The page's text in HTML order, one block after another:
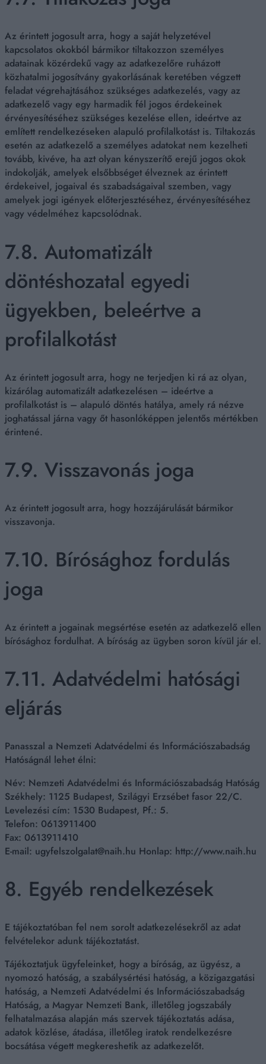
Az érintett jogosult arra, hogy a saját helyzetével
kapcsolatos okokból bármikor tiltakozzon személyes
adatainak közérdekű vagy az adatkezelőre ruházott
közhatalmi jogosítvány gyakorlásának keretében végzett
feladat végrehajtásához szükséges adatkezelés, vagy az
adatkezelő vagy egy harmadik fél jogos érdekeinek
érvényesítéséhez szükséges kezelése ellen, ideértve az
említett rendelkezéseken alapuló profilalkotást is. Tiltakozás
esetén az adatkezelő a személyes adatokat nem kezelheti
tovább, kivéve, ha azt olyan kényszerítő erejű jogos okok
indokolják, amelyek elsőbbséget élveznek az érintett
érdekeivel, jogaival és szabadságaival szemben, vagy
amelyek jogi igények előterjesztéséhez, érvényesítéséhez
vagy védelméhez kapcsolódnak.
7.8. Automatizált
döntéshozatal egyedi
ügyekben, beleértve a
profilalkotást
Az érintett jogosult arra, hogy ne terjedjen ki rá az olyan,
kizárólag automatizált adatkezelésen – ideértve a
profilalkotást is – alapuló döntés hatálya, amely rá nézve
joghatással járna vagy őt hasonlóképpen jelentős mértékben
érintené.
7.9. Visszavonás joga
Az érintett jogosult arra, hogy hozzájárulását bármikor
visszavonja.
7.10. Bírósághoz fordulás
joga
Az érintett a jogainak megsértése esetén az adatkezelő ellen
bírósághoz fordulhat. A bíróság az ügyben soron kívül jár el.
7.11. Adatvédelmi hatósági
eljárás
Panasszal a Nemzeti Adatvédelmi és Információszabadság
Hatóságnál lehet élni:
Név: Nemzeti Adatvédelmi és Információszabadság Hatóság
Székhely: 1125 Budapest, Szilágyi Erzsébet fasor 22/C.
Levelezési cím: 1530 Budapest, Pf.: 5.
Telefon: 0613911400
Fax: 0613911410
E-mail: ugyfelszolgalat@naih.hu Honlap: http://www.naih.hu
8. Egyéb rendelkezések
E tájékoztatóban fel nem sorolt adatkezelésekről az adat
felvételekor adunk tájékoztatást.
Tájékoztatjuk ügyfeleinket, hogy a bíróság, az ügyész, a
nyomozó hatóság, a szabálysértési hatóság, a közigazgatási
hatóság, a Nemzeti Adatvédelmi és Információszabadság
Hatóság, a Magyar Nemzeti Bank, illetőleg jogszabály
felhatalmazása alapján más szervek tájékoztatás adása,
adatok közlése, átadása, illetőleg iratok rendelkezésre
bocsátása végett megkereshetik az adatkezelőt.